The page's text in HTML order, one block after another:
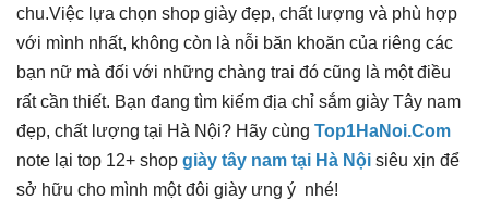
địa
điểm,
công
chu.Việc lựa chọn shop giày đẹp, chất lượng và phù hợp
với mình nhất, không còn là nỗi băn khoăn của riêng các
bạn nữ mà đối với những chàng trai đó cũng là một điều
rất cần thiết. Bạn đang tìm kiếm địa chỉ sắm giày Tây nam
đẹp, chất lượng tại Hà Nội? Hãy cùng Top1HaNoi.Com
note lại top 12+ shop giày tây nam tại Hà Nội siêu xịn để
sở hữu cho mình một đôi giày ưng ý nhé!